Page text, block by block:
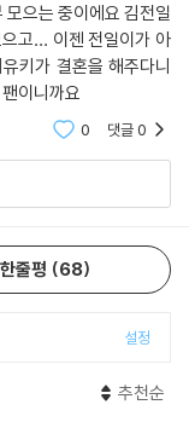
으는 중이에요 김전일
고… 이젠 전일이가 아
키가 결혼을 해주다니
이니까요
0 댓글0
한줄평 68
설정
추천순